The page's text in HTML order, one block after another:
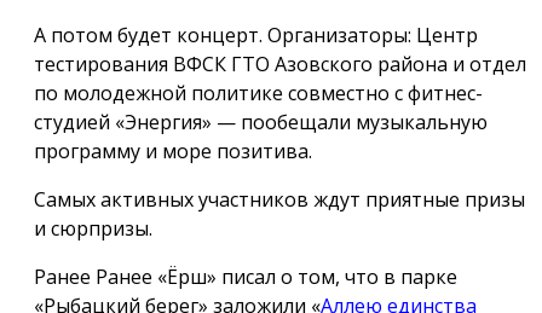
А потом будет концерт. Организаторы: Центр
тестирования ВФСК ГТО Азовского района и отдел
по молодежной политике совместно с фитнес-
студией «Энергия» — пообещали музыкальную
программу и море позитива.
Самых активных участников ждут приятные призы
и сюрпризы.
Ранее Ранее «Ёрш» писал о том, что в парке
«Рыбацкий берег» заложили «Аллею единства